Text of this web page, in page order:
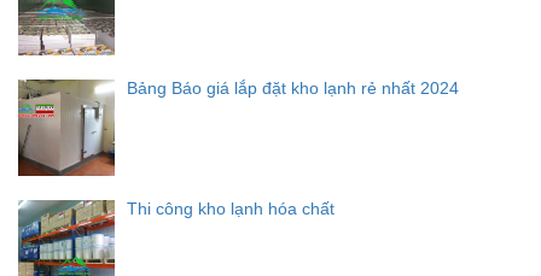
Bảng Báo giá lắp đặt kho lạnh rẻ nhất 2024
Thi công kho lạnh hóa chất